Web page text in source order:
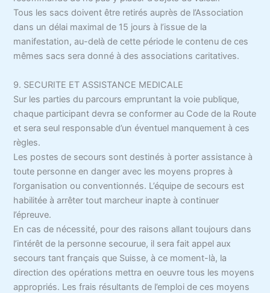
Tous les sacs doivent être retirés auprès de l’Association
dans un délai maximal de 15 jours à l’issue de la
manifestation, au-delà de cette période le contenu de ces
mêmes sacs sera donné à des associations caritatives.
9. SECURITE ET ASSISTANCE MEDICALE
Sur les parties du parcours empruntant la voie publique,
chaque participant devra se conformer au Code de la Route
et sera seul responsable d’un éventuel manquement à ces
règles.
Les postes de secours sont destinés à porter assistance à
toute personne en danger avec les moyens propres à
l’organisation ou conventionnés. L’équipe de secours est
habilitée à arrêter tout marcheur inapte à continuer
l’épreuve.
En cas de nécessité, pour des raisons allant toujours dans
l’intérêt de la personne secourue, il sera fait appel aux
secours tant français que Suisse, à ce moment-là, la
direction des opérations mettra en oeuvre tous les moyens
appropriés. Les frais résultants de l’emploi de ces moyens